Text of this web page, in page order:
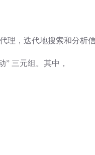
理，迭代地搜索和分析
三元组。其中，